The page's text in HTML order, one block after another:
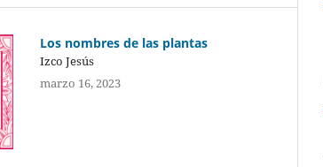
Los nombres de las plantas
Izco Jesús
marzo 16, 2023